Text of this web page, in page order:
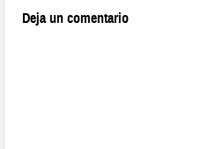
Deja un comentario